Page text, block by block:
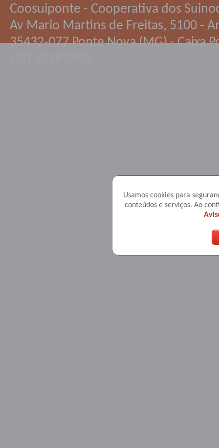
Usamos cookies para
conteúdos e serviços. Ao
Coosuiponte - Cooperativa dos
Av Mario Martins de Freitas, 5100 -
35432-077 Ponte Nova (MG) - Caixa